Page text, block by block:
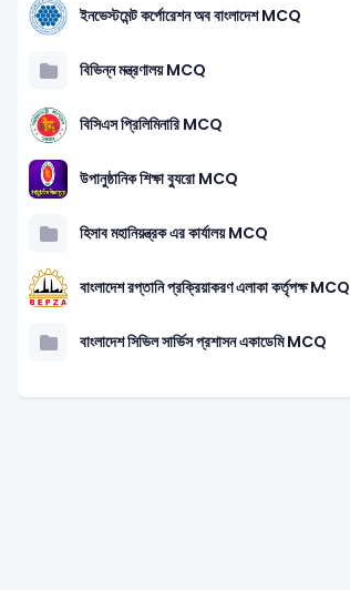
ইনভেস্টমেন্ট কর্পোরেশন অব বাংলাদেশ MCQ
বিভিন্ন মন্ত্রণালয় MCQ
বিসিএস প্রিলিমিনারি MCQ
উপানুষ্ঠানিক শিক্ষা ব্যুরো MCQ
হিসাব মহানিয়ন্ত্রক এর কার্যালয় MCQ
বাংলাদেশ রপ্তানি প্রক্রিয়াকরণ এলাকা কর্তৃপক্ষ MCQ
বাংলাদেশ সিভিল সার্ভিস প্রশাসন একাডেমি MCQ